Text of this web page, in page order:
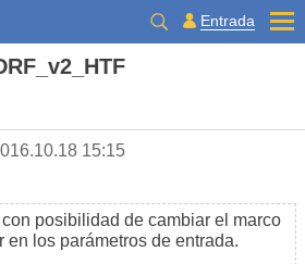
Entrada
15:15
posibilidad de cambiar el marco
en los parámetros de entrada.